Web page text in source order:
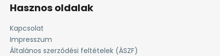
Hasznos oldalak
Kapcsolat
Impresszum
Általános szerződési feltételek (ÁSZF)